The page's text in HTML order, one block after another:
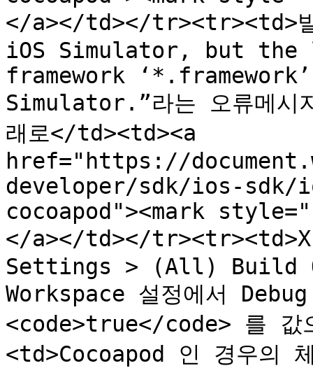
</a></td></tr><tr><td>
iOS Simulator, but the
framework
Simulator.”라는 오류메시
래로</td><td><a
href="https://
developer/sdk/ios-
cocoapod"><mark
</a></td></
Settings > (All) Build
Workspace 설정에서
<code>true</code> 를 값
<td>Cocoapod 인 경우의